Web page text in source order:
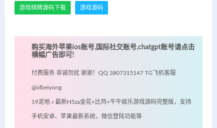
游戏棋牌源码下载 游戏源码
购买海外苹果ios账号,国际社交账号,chatgpt账号请点击
横幅广告即可!
付费服务 非诚勿扰 谢谢！QQ 3807315147 TG飞机客服
@idbeiyong
19泥地 » 最新H5za金花+比鸡+牛牛娱乐游戏源码完整版，支持
手机安卓、苹果最新系统，微信登陆功能等